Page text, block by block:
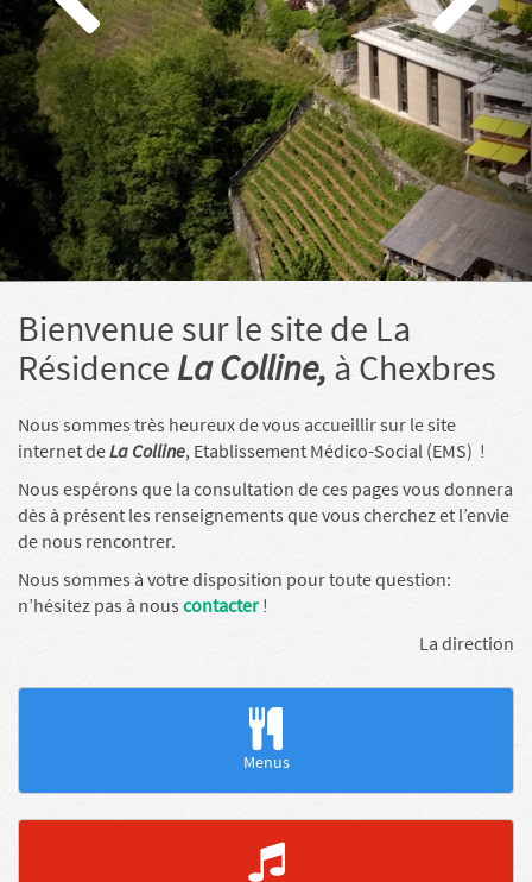
Bienvenue sur le site de La
Résidence La Colline, à Chexbres
Nous sommes très heureux de vous accueillir sur le site
internet deLa Colline, Etablissement Médico-Social (EMS) !
Nous espérons que la consultation de ces pages vous donnera
dès à présent les renseignements que vous cherchez et l’envie
de nous rencontrer.
Nous sommes à votre disposition pour toute question:
n’hésitez pas à nous contacter!
La direction
Menus